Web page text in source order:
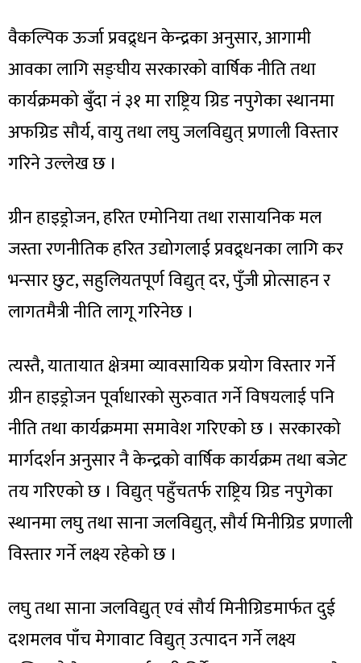
वैकल्पिक ऊर्जा प्रवद्र्धन केन्द्रका अनुसार, आगामी
आवका लागि सङ्घीय सरकारको वार्षिक नीति तथा
कार्यक्रमको बुँदा नं ३१ मा राष्ट्रिय ग्रिड नपुगेका स्थानमा
अफग्रिड सौर्य, वायु तथा लघु जलविद्युत् प्रणाली विस्तार
गरिने उल्लेख छ ।
ग्रीन हाइड्रोजन, हरित एमोनिया तथा रासायनिक मल
जस्ता रणनीतिक हरित उद्योगलाई प्रवद्र्धनका लागि कर
भन्सार छुट, सहुलियतपूर्ण विद्युत् दर, पुँजी प्रोत्साहन र
लागतमैत्री नीति लागू गरिनेछ ।
त्यस्तै, यातायात क्षेत्रमा व्यावसायिक प्रयोग विस्तार गर्ने
ग्रीन हाइड्रोजन पूर्वाधारको सुरुवात गर्ने विषयलाई पनि
नीति तथा कार्यक्रममा समावेश गरिएको छ । सरकारको
मार्गदर्शन अनुसार नै केन्द्रको वार्षिक कार्यक्रम तथा बजेट
तय गरिएको छ । विद्युत् पहुँचतर्फ राष्ट्रिय ग्रिड नपुगेका
स्थानमा लघु तथा साना जलविद्युत्, सौर्य मिनीग्रिड प्रणाली
विस्तार गर्ने लक्ष्य रहेको छ ।
लघु तथा साना जलविद्युत् एवं सौर्य मिनीग्रिडमार्फत दुई
दशमलव पाँच मेगावाट विद्युत् उत्पादन गर्ने लक्ष्य